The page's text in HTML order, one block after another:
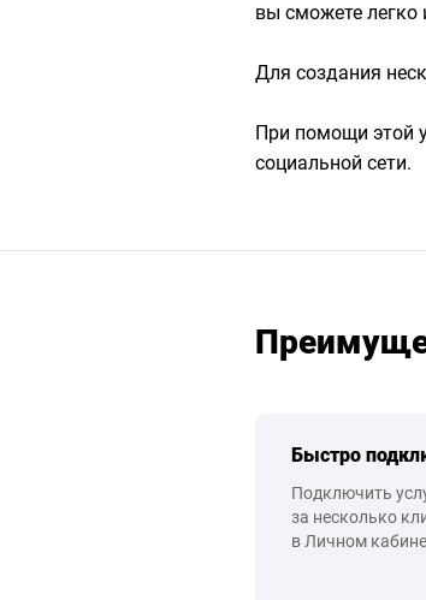
вы сможете легко
Для создания
При помощи этой
социальной сети.
Быстро
Подключить
за несколько
в Личном